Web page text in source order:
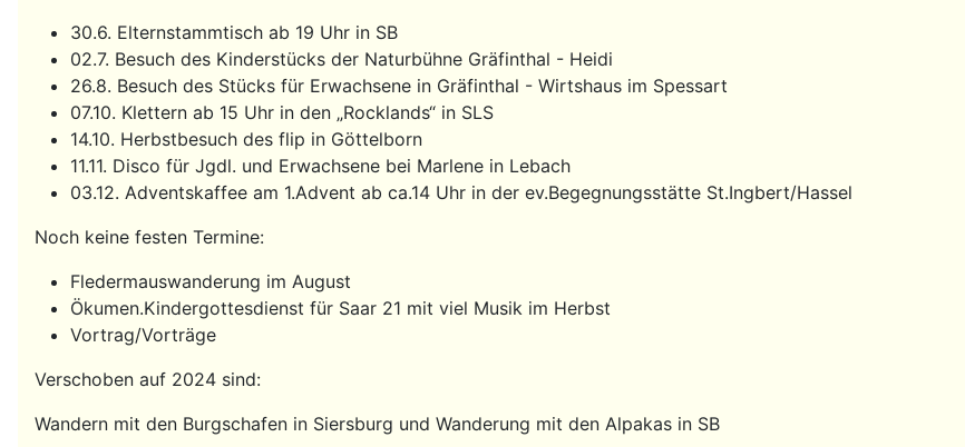
30.6. Elternstammtisch ab 19 Uhr in SB
02.7. Besuch des Kinderstücks der Naturbühne Gräfinthal - Heidi
26.8. Besuch des Stücks für Erwachsene in Gräfinthal - Wirtshaus im Spessart
07.10. Klettern ab 15 Uhr in den „Rocklands“ in SLS
14.10. Herbstbesuch des flip in Göttelborn
11.11. Disco für Jgdl. und Erwachsene bei Marlene in Lebach
03.12. Adventskaffee am 1.Advent ab ca.14 Uhr in der ev.Begegnungsstätte St.Ingbert/Hassel
Noch keine festen Termine:
Fledermauswanderung im August
Ökumen.Kindergottesdienst für Saar 21 mit viel Musik im Herbst
Vortrag/Vorträge
Verschoben auf 2024 sind:
Wandern mit den Burgschafen in Siersburg und Wanderung mit den Alpakas in SB